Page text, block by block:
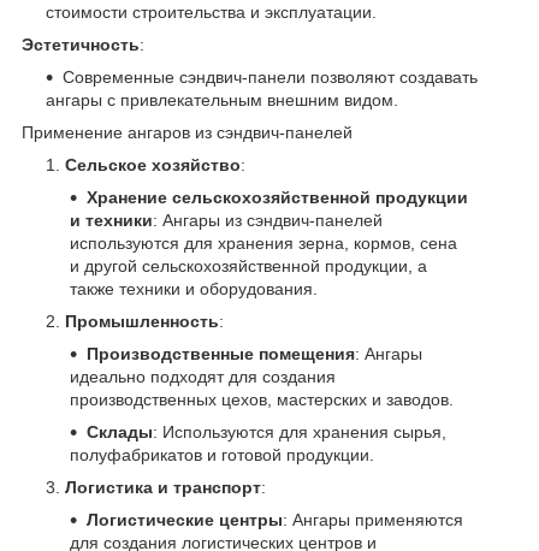
стоимости строительства и эксплуатации.
Эстетичность:
Современные сэндвич-панели позволяют создавать
ангары с привлекательным внешним видом.
Применение ангаров из сэндвич-панелей
Сельское хозяйство:
Хранение сельскохозяйственной продукции
и техники: Ангары из сэндвич-панелей
используются для хранения зерна, кормов, сена
и другой сельскохозяйственной продукции, а
также техники и оборудования.
Промышленность:
Производственные помещения: Ангары
идеально подходят для создания
производственных цехов, мастерских и заводов.
Склады: Используются для хранения сырья,
полуфабрикатов и готовой продукции.
Логистика и транспорт:
Логистические центры: Ангары применяются
для создания логистических центров и